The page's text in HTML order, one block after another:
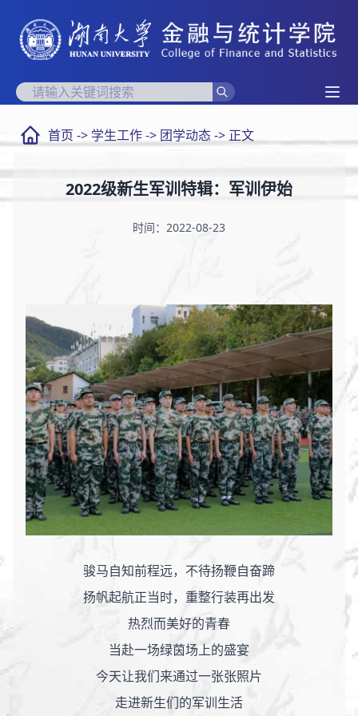
首页 -> 学生工作-> 团学动态-> 正文
2022级新生军训特辑：军训伊始
时间：2022-08-23
骏马自知前程远，不待扬鞭自奋蹄
扬帆起航正当时，重整行装再出发
热烈而美好的青春
当赴一场绿茵场上的盛宴
今天让我们来通过一张张照片
走进新生们的军训生活